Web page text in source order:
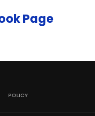
Page
POLICY